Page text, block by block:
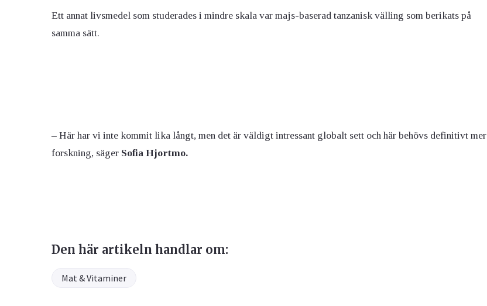
Ett annat livsmedel som studerades i mindre skala var majs-baserad tanzanisk välling som berikats på
samma sätt.
– Här har vi inte kommit lika långt, men det är väldigt intressant globalt sett och här behövs definitivt mer
forskning, säger Sofia Hjortmo.
Den här artikeln handlar om:
Mat & Vitaminer